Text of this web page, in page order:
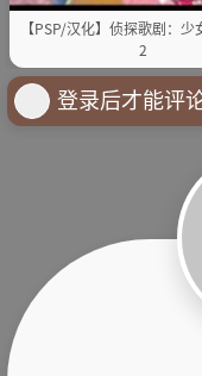
【PSP/汉化】侦探歌剧：少
2
登录后才能评论